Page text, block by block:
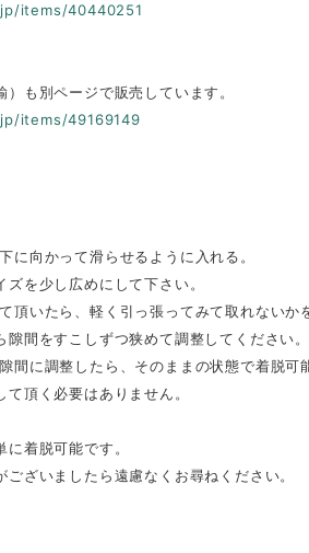
items/40440251
も別ページで販売しています。
items/49169149
向かって滑らせるように入れる。
を少し広めにして下さい。
いたら、軽く引っ張ってみて取れないか
間をすこしずつ狭めて調整してください。
に調整したら、そのままの状態で着脱可
頂く必要はありません。
着脱可能です。
ざいましたら遠慮なくお尋ねください。